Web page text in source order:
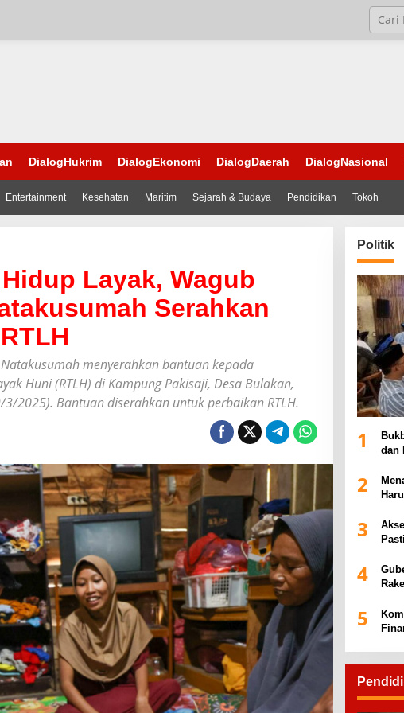
DialogHukrim DialogEkonomi DialogDaerah DialogNasional
Entertainment Kesehatan Maritim Sejarah & Budaya Pendidikan Tokoh
Layak, Wagub
Serahkan
menyerahkan bantuan kepada
Huni (RTLH) di Kampung Pakisaji, Desa Bulakan,
2025). Bantuan diserahkan untuk perbaikan RTLH.
Politik
1
dan
2
3
4
5